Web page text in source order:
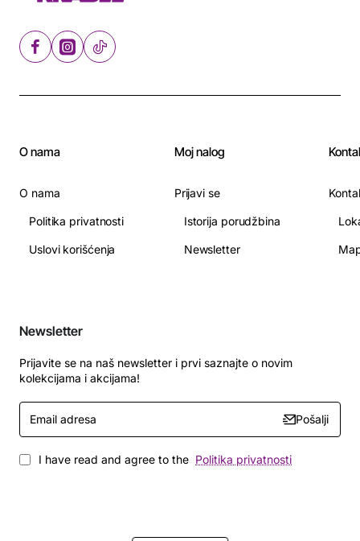
O nama
O nama
Politika privatnosti
Uslovi korišćenja
Moj nalog
Prijavi se
Istorija porudžbina
Newsletter
Newsletter
Prijavite se na naš newsletter i prvi saznajte o novim
kolekcijama i akcijama!
Email
adresa
Pošalji
I have read and agree to the Politika privatnosti